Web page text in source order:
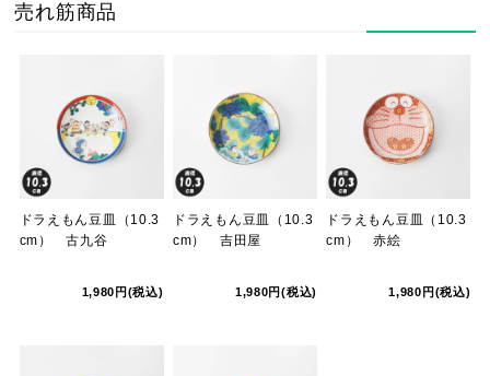
売れ筋商品
ドラえもん豆皿（10.3
cm） 古九谷
1,980円(税込)
ドラえもん豆皿（10.3
cm） 吉田屋
1,980円(税込)
ドラえもん豆皿（10.3
cm） 赤絵
1,980円(税込)